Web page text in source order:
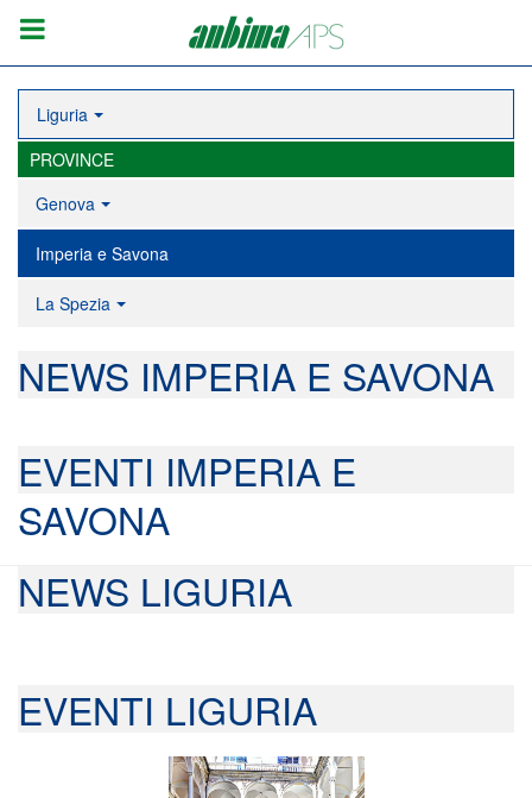
Liguria
PROVINCE
Genova
Imperia e Savona
La Spezia
NEWS IMPERIA E SAVONA
EVENTI IMPERIA E
SAVONA
NEWS LIGURIA
EVENTI LIGURIA